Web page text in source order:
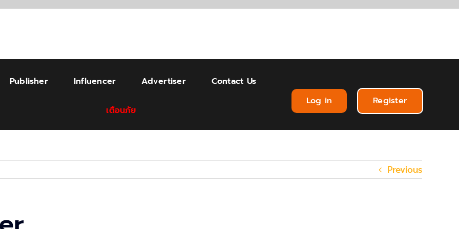
Publisher Influencer Advertiser Contact Us
เตือนภัย
Log in Register
Previous